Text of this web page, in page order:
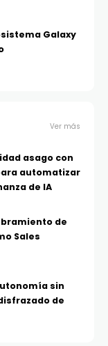
Galaxy
Ver más
asago con
automatizar
de IA
de
Sales
sin
de